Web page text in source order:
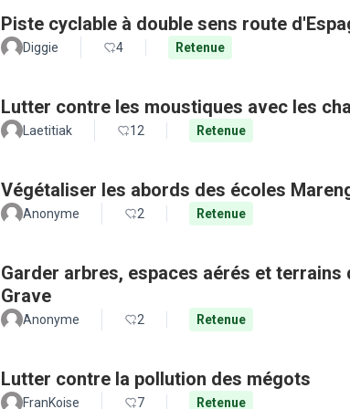
Piste cyclable à double sens route
Diggie 4 Retenue
Lutter contre les moustiques avec les
Laetitiak 12 Retenue
Végétaliser les abords des écoles
Anonyme 2 Retenue
Garder arbres, espaces aérés et
Grave
Anonyme 2 Retenue
Lutter contre la pollution des mégots
FranKoise 7 Retenue